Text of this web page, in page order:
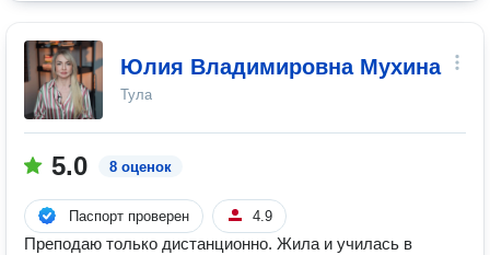
Юлия Владимировна Мухина
Тула
5.0 8 оценок
Паспорт проверен 4.9
Преподаю только дистанционно. Жила и училась в